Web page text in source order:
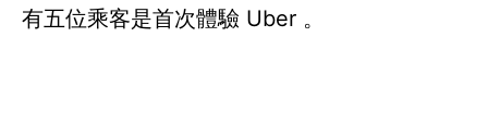
有五位乘客是首次體驗 Uber 。